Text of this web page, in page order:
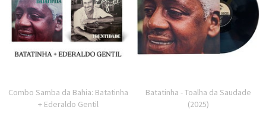
Combo Samba da Bahia: Batatinha
+ Ederaldo Gentil
Batatinha - Toalha da Saudade
(2025)